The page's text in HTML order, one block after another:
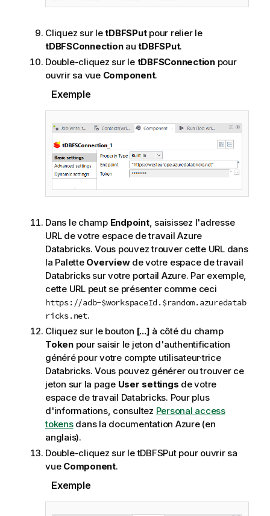
Cliquez sur letDBFSPutpour relier le
tDBFSConnectionautDBFSPut.
Double-cliquez sur le tDBFSConnectionpour
ouvrir sa vue Component.
Exemple
Dans le champ Endpoint, saisissez l'adresse
URL de votre espace de travail Azure
Databricks. Vous pouvez trouver cette URL dans
la Palette Overviewde votre espace de travail
Databricks sur votre portail Azure. Par exemple,
cette URL peut se présenter comme ceci
https://adb-$workspaceId.$random.azuredatab
ricks.net.
Cliquez sur le bouton [...] à côté du champ
Tokenpour saisir le jeton d'authentification
généré pour votre compte utilisateur·trice
Databricks. Vous pouvez générer ou trouver ce
jeton sur la page User settings de votre
espace de travail Databricks. Pour plus
d'informations, consultez Personal access
tokensdans la documentation Azure (en
anglais).
Double-cliquez sur letDBFSPutpour ouvrir sa
vue Component.
Exemple